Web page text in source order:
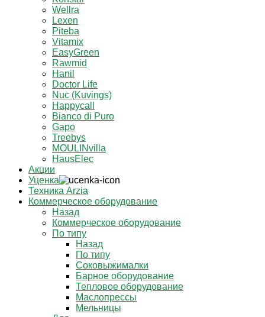
Wellra
Lexen
Piteba
Vitamix
EasyGreen
Rawmid
Hanil
Doctor Life
Nuc (Kuvings)
Happycall
Bianco di Puro
Gapo
Treebys
MOULINvilla
HausElec
Акции
Уценка
Техника Arzia
Коммерческое оборудование
Назад
Коммерческое оборудование
По типу
Назад
По типу
Соковыжималки
Барное оборудование
Тепловое оборудование
Маслопрессы
Мельницы